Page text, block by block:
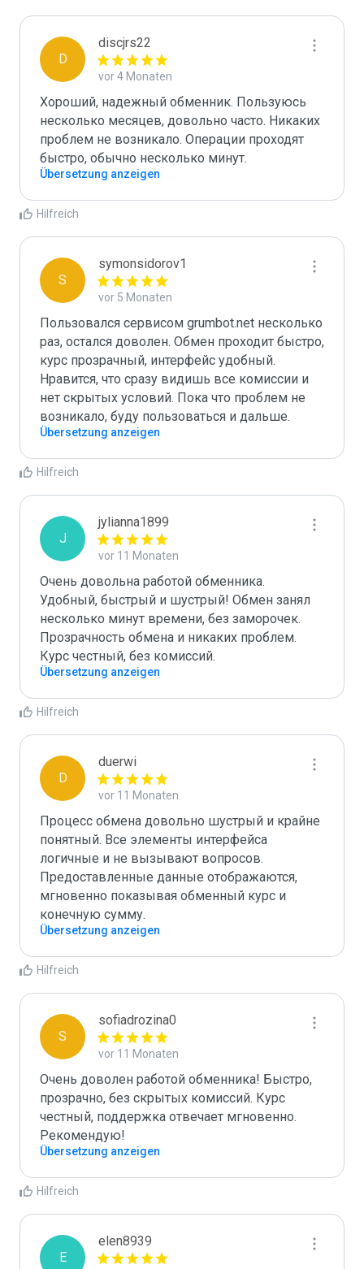
D
discjrs22
vor 4 Monaten
Хороший, надежный обменник. Пользуюсь
несколько месяцев, довольно часто. Никаких
проблем не возникало. Операции проходят
быстро, обычно несколько минут.
Übersetzung anzeigen
Hilfreich
S
symonsidorov1
vor 5 Monaten
Пользовался сервисом grumbot.net несколько
раз, остался доволен. Обмен проходит быстро,
курс прозрачный, интерфейс удобный.
Нравится, что сразу видишь все комиссии и
нет скрытых условий. Пока что проблем не
возникало, буду пользоваться и дальше.
Übersetzung anzeigen
Hilfreich
J
jylianna1899
vor 11 Monaten
Очень довольна работой обменника.
Удобный, быстрый и шустрый! Обмен занял
несколько минут времени, без заморочек.
Прозрачность обмена и никаких проблем.
Курс честный, без комиссий.
Übersetzung anzeigen
Hilfreich
D
duerwi
vor 11 Monaten
Процесс обмена довольно шустрый и крайне
понятный. Все элементы интерфейса
логичные и не вызывают вопросов.
Предоставленные данные отображаются,
мгновенно показывая обменный курс и
конечную сумму.
Übersetzung anzeigen
Hilfreich
S
sofiadrozina0
vor 11 Monaten
Очень доволен работой обменника! Быстро,
прозрачно, без скрытых комиссий. Курс
честный, поддержка отвечает мгновенно.
Рекомендую!
Übersetzung anzeigen
Hilfreich
E
elen8939